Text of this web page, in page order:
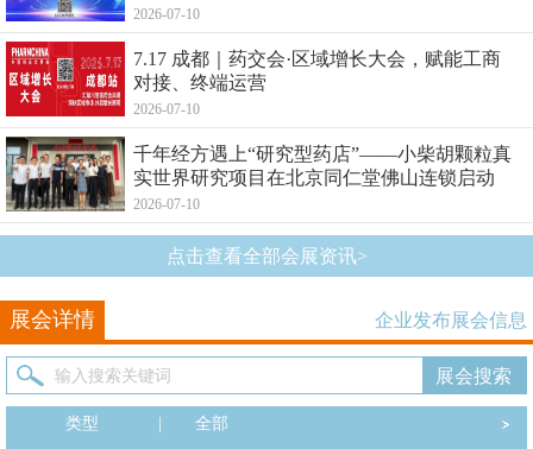
2026-07-10
7.17 成都｜药交会·区域增长大会，赋能工商
对接、终端运营
2026-07-10
千年经方遇上“研究型药店”——小柴胡颗粒真
实世界研究项目在北京同仁堂佛山连锁启动
2026-07-10
点击查看全部会展资讯>
展会详情 企业发布展会信息
类型
全部